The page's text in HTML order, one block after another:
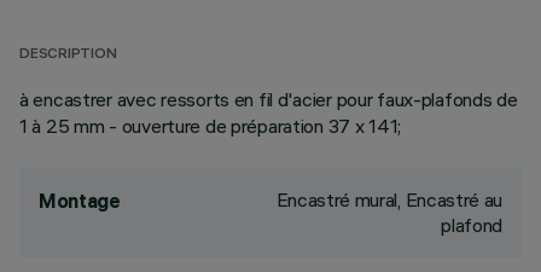
DESCRIPTION
à encastrer avec ressorts en fil d'acier pour faux-plafonds de
1 à 25 mm - ouverture de préparation 37 x 141;
Montage
Encastré mural, Encastré au
plafond